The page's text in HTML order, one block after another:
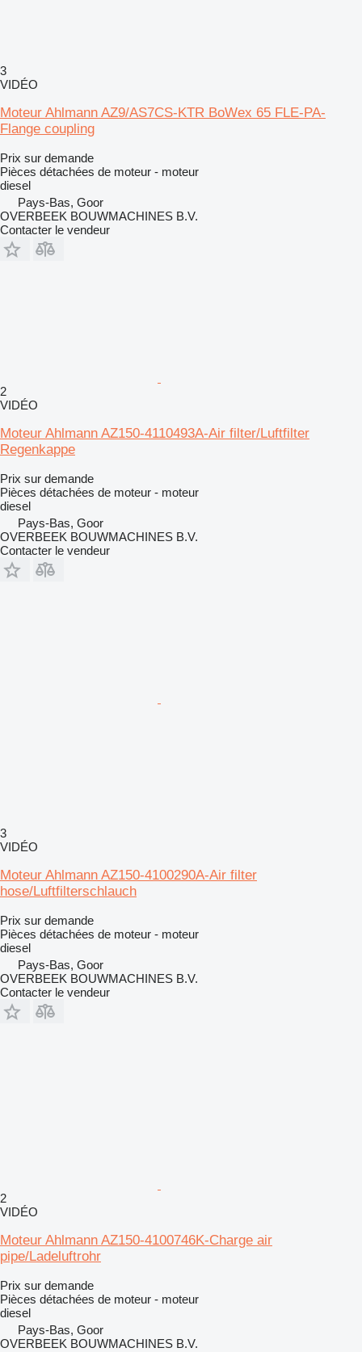
3
VIDÉO
Moteur Ahlmann AZ9/AS7CS-KTR BoWex 65 FLE-PA-
Flange coupling
Prix sur demande
Pièces détachées de moteur - moteur
diesel
Pays-Bas, Goor
OVERBEEK BOUWMACHINES B.V.
Contacter le vendeur
2
VIDÉO
Moteur Ahlmann AZ150-4110493A-Air filter/Luftfilter
Regenkappe
Prix sur demande
Pièces détachées de moteur - moteur
diesel
Pays-Bas, Goor
OVERBEEK BOUWMACHINES B.V.
Contacter le vendeur
3
VIDÉO
Moteur Ahlmann AZ150-4100290A-Air filter
hose/Luftfilterschlauch
Prix sur demande
Pièces détachées de moteur - moteur
diesel
Pays-Bas, Goor
OVERBEEK BOUWMACHINES B.V.
Contacter le vendeur
2
VIDÉO
Moteur Ahlmann AZ150-4100746K-Charge air
pipe/Ladeluftrohr
Prix sur demande
Pièces détachées de moteur - moteur
diesel
Pays-Bas, Goor
OVERBEEK BOUWMACHINES B.V.